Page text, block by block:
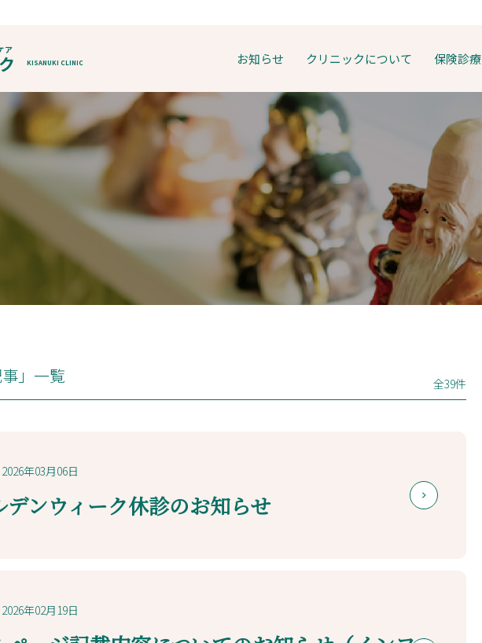
ア
KISANUKI CLINIC お知らせ クリニックについて 保険診療
事」一覧 全39件
2026年03月06日
デンウィーク休診のお知らせ
2026年02月19日